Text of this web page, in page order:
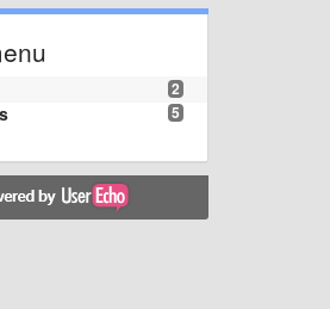
2
5